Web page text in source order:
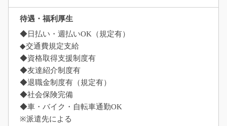
待遇・福利厚生
◆日払い・週払いOK（規定有）
◆交通費規定支給
◆資格取得支援制度有
◆友達紹介制度有
◆退職金制度有（規定有）
◆社会保険完備
◆車・バイク・自転車通勤OK
※派遣先による